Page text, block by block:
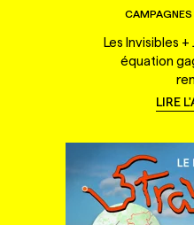
Les Invisibles
équation
LIRE